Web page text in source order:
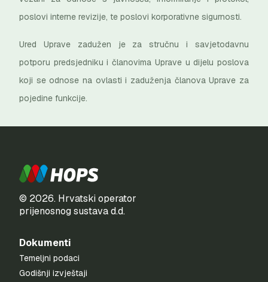
poslovi interne revizije, te poslovi korporativne sigurnosti.
Ured Uprave zadužen je za stručnu i savjetodavnu
potporu predsjedniku i članovima Uprave u dijelu poslova
koji se odnose na ovlasti i zaduženja članova Uprave za
pojedine funkcije.
© 2026. Hrvatski operator
prijenosnog sustava d.d.
Dokumenti
Temeljni podaci
Godišnji izvještaji